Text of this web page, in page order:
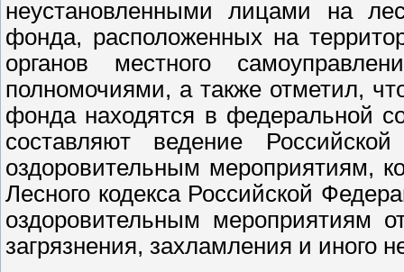
неустановленными лицами на
фонда, расположенных на
органов местного
полномочиями, а также отметил,
фонда находятся в федеральной
составляют ведение
оздоровительным мероприятиям,
Лесного кодекса Российской
оздоровительным мероприятиям
загрязнения, захламления и иного